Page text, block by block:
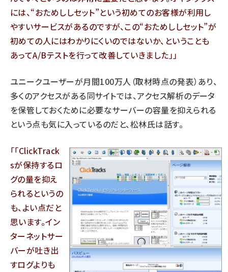
には、“おためししセット”という初めてのお客様が利用し
やすいサービスがあるのですが、この“おためししセット”が
初めての人にはわかりにくいのではないか、ということも
あってA/Bテストを行って改善していきました」
ユニークユーザーが月間100万人（取材時点の発表）あり、
多くのアクセスがある同サイトでは、アクセス解析のデータ
を保管しておくために必要なサーバーの容量を抑えられる
という点も気に入っているのだと、松林氏は話す。
「ClickTrack
sが保持するロ
グの量を抑え
られるというの
も、よい点だと
思います。イン
ターネットサー
バーが吐き出
すログよりも